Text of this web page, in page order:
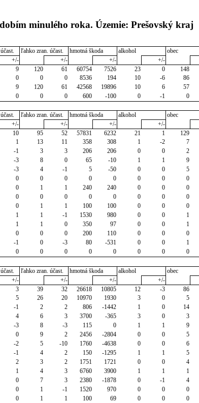
minulého roka. Územie: Prešovský kraj
ľahko zran. účast. hmotná škoda alkohol
obec
+/- +/- +/- +/-
9 120 61 60754 7526 23 0 148
0 0 0 8536 194 10 -6 86
9 120 61 42568 19896 10 6 57
0 0 0 600 -100 0 -1 0
ľahko zran. účast. hmotná škoda alkohol
obec
+/- +/- +/- +/-
10 95 52 57831 6232 21 1 129
1 13 11 358 308 1 -2 7
-1 3 3 206 206 0 0 2
-3 8 0 65 -10 1 1 9
-3 4 -1 5 -50 0 0 5
0 0 0 0 0 0 0 0
0 1 1 240 240 0 0 0
0 0 0 0 0 0 0 0
0 1 1 100 100 0 0 0
1 1 -1 1530 980 0 0 1
1 1 0 350 97 0 0 1
0 0 0 200 110 0 0 0
-1 0 -3 80 -531 0 0 1
0 0 0 0 0 0 0 0
ľahko zran. účast. hmotná škoda alkohol
obec
+/- +/- +/- +/-
3 39 32 26618 10805 12 -3 86
5 26 20 10970 1930 3 0 5
-1 2 2 806 -1442 1 0 14
4 6 3 3700 -365 3 0 3
-3 8 -3 115 0 1 1 9
0 9 2 2456 -2804 0 0 5
-2 5 -10 1760 -4638 0 0 6
-1 4 2 150 -1295 1 1 5
2 3 2 1751 1721 0 0 4
1 4 3 6760 3900 1 1 1
0 7 3 2380 -1878 0 -1 4
0 1 -1 1520 970 0 0 0
0 1 1 100 69 0 0 0